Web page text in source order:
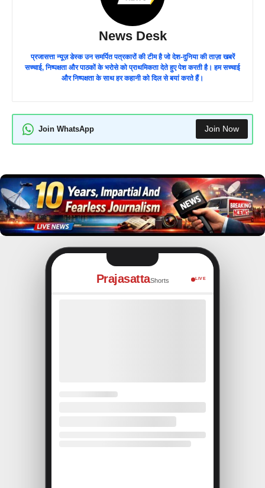
News Desk
प्रजासत्ता न्यूज़ डेस्क उन समर्पित पत्रकारों की टीम है जो देश-दुनिया की ताज़ा खबरें
सच्चाई, निष्पक्षता और पाठकों के भरोसे को प्राथमिकता देते हुए पेश करती है। हम सच्चाई
और निष्पक्षता के साथ हर कहानी को दिल से बयां करते हैं।
Join WhatsApp Join Now
PrajasattaShorts LIVE